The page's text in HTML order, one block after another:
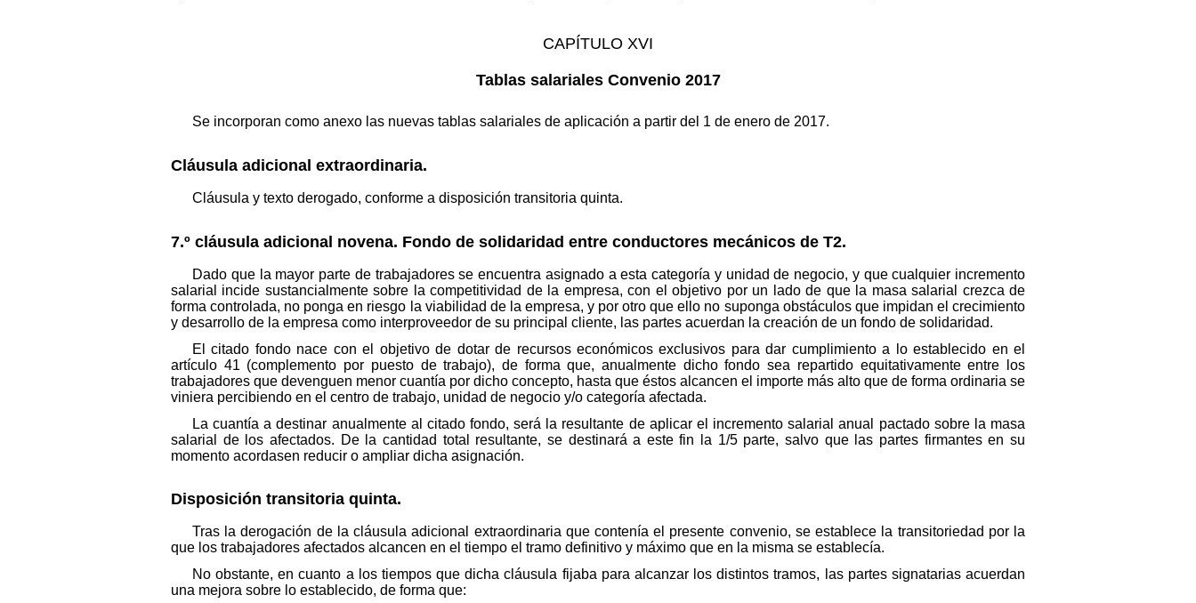
CAPÍTULO XVI
Tablas salariales Convenio 2017
Se incorporan como anexo las nuevas tablas salariales de aplicación a partir del 1 de enero de 2017.
Cláusula adicional extraordinaria.
Cláusula y texto derogado, conforme a disposición transitoria quinta.
7.º cláusula adicional novena. Fondo de solidaridad entre conductores mecánicos de T2.
Dado que la mayor parte de trabajadores se encuentra asignado a esta categoría y unidad de negocio, y que cualquier incremento
salarial incide sustancialmente sobre la competitividad de la empresa, con el objetivo por un lado de que la masa salarial crezca de
forma controlada, no ponga en riesgo la viabilidad de la empresa, y por otro que ello no suponga obstáculos que impidan el crecimiento
y desarrollo de la empresa como interproveedor de su principal cliente, las partes acuerdan la creación de un fondo de solidaridad.
El citado fondo nace con el objetivo de dotar de recursos económicos exclusivos para dar cumplimiento a lo establecido en el
artículo 41 (complemento por puesto de trabajo), de forma que, anualmente dicho fondo sea repartido equitativamente entre los
trabajadores que devenguen menor cuantía por dicho concepto, hasta que éstos alcancen el importe más alto que de forma ordinaria se
viniera percibiendo en el centro de trabajo, unidad de negocio y/o categoría afectada.
La cuantía a destinar anualmente al citado fondo, será la resultante de aplicar el incremento salarial anual pactado sobre la masa
salarial de los afectados. De la cantidad total resultante, se destinará a este fin la 1/5 parte, salvo que las partes firmantes en su
momento acordasen reducir o ampliar dicha asignación.
Disposición transitoria quinta.
Tras la derogación de la cláusula adicional extraordinaria que contenía el presente convenio, se establece la transitoriedad por la
que los trabajadores afectados alcancen en el tiempo el tramo definitivo y máximo que en la misma se establecía.
No obstante, en cuanto a los tiempos que dicha cláusula fijaba para alcanzar los distintos tramos, las partes signatarias acuerdan
una mejora sobre lo establecido, de forma que: